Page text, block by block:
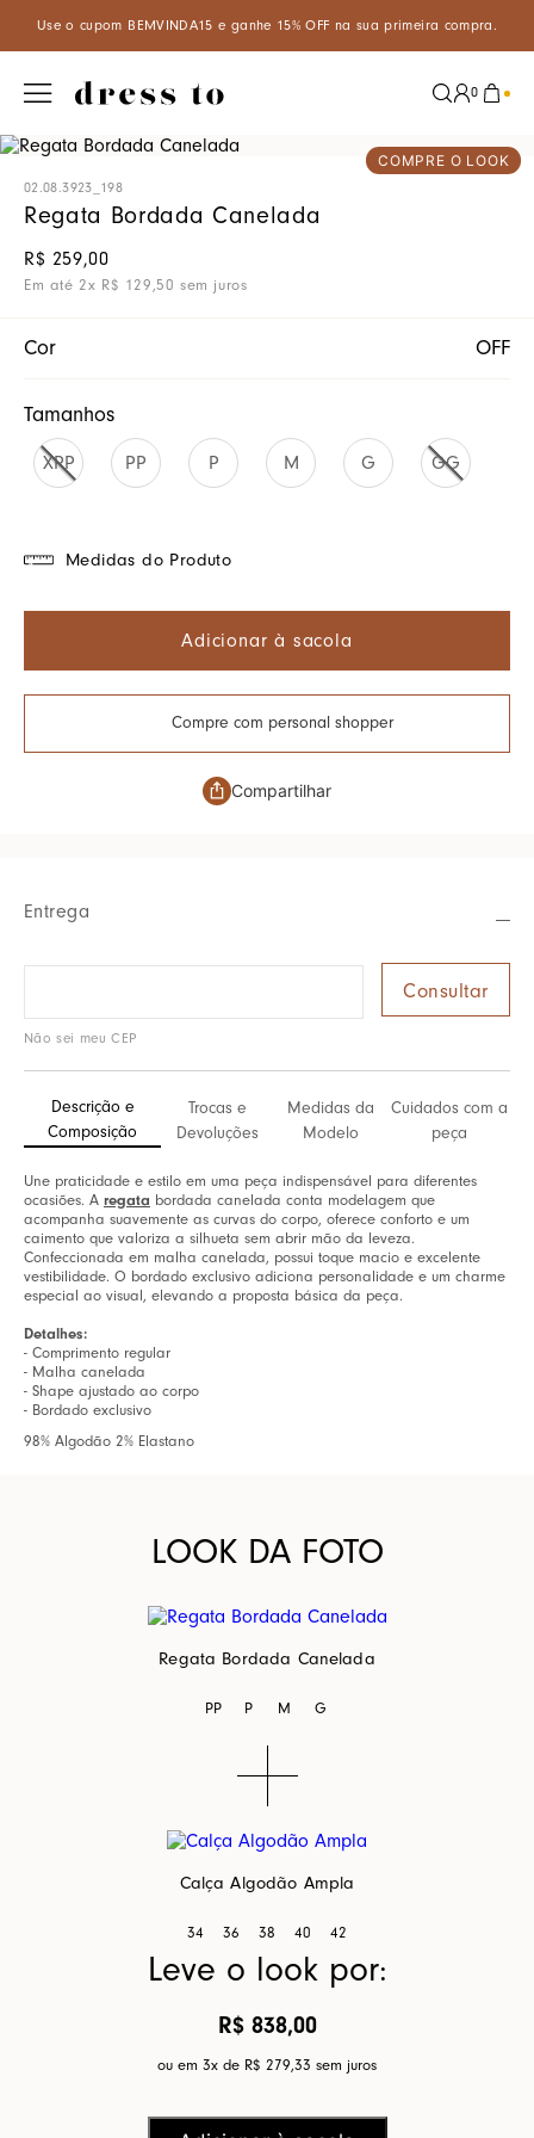
BEMVINDA15 e ganhe 15% OFF na sua primeira compra.
0
COMPRE O LOOK
02.08.3923_198
Regata Bordada Canelada
R$ 259,00
Em até 2x R$ 129 ,50 sem juros
Cor OFF
Tamanhos
XPP PP P M G GG
Medidas do Produto
Adicionar à sacola
Compre com personal shopper
Compartilhar
Entrega
Não sei meu CEP
Descrição e
Composição
Trocas e
Devoluções
Medidas da
Modelo
Cuidados com a
peça
Une praticidade e estilo em uma peça indispensável para diferentes
ocasiões. A regata bordada canelada conta modelagem que
acompanha suavemente as curvas do corpo, oferece conforto e um
caimento que valoriza a silhueta sem abrir mão da leveza.
Confeccionada em malha canelada, possui toque macio e excelente
vestibilidade. O bordado exclusivo adiciona personalidade e um charme
especial ao visual, elevando a proposta básica da peça.
Detalhes:
- Comprimento regular
- Malha canelada
- Shape ajustado ao corpo
- Bordado exclusivo
98% Algodão 2% Elastano
LOOK DA FOTO
Regata Bordada Canelada
PP P M G
Calça Algodão Ampla
34 36 38 40 42
Leve o look por:
R$ 838,00
ou em 3x de R$ 279,33 sem juros